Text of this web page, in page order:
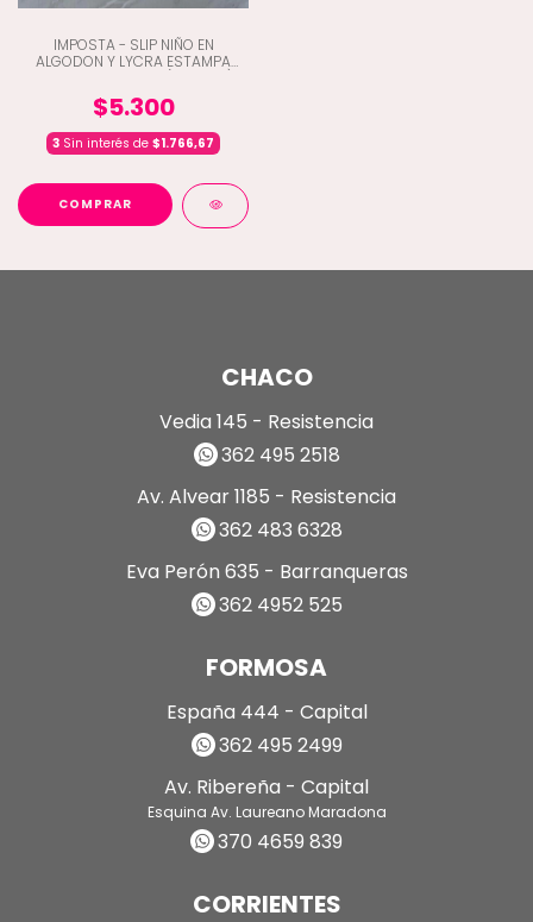
IMPOSTA - SLIP NIÑO EN
ALGODON Y LYCRA ESTAMPA
$5.300
3 Sin interés de $1.766,67
COMPRAR
CHACO
Vedia 145 - Resistencia
362 495 2518
Av. Alvear 1185 - Resistencia
362 483 6328
Eva Perón 635 - Barranqueras
362 4952 525
FORMOSA
España 444 - Capital
362 495 2499
Av. Ribereña - Capital
Esquina Av. Laureano Maradona
370 4659 839
CORRIENTES